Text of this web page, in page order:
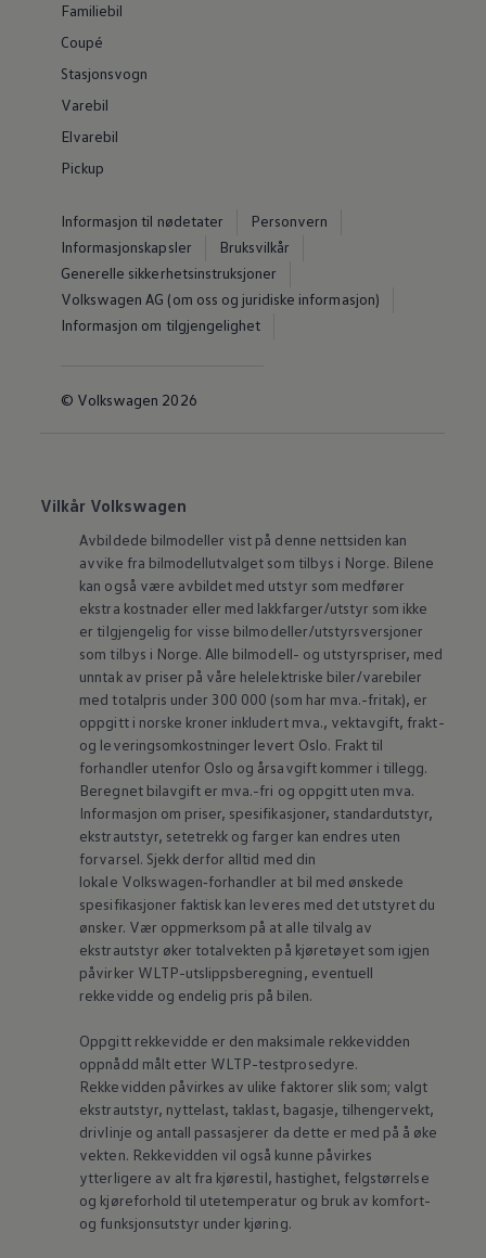
Familiebil
Coupé
Stasjonsvogn
Varebil
Elvarebil
Pickup
Informasjon til nødetater
Personvern
Informasjonskapsler
Bruksvilkår
Generelle sikkerhetsinstruksjoner
Volkswagen AG (om oss og juridiske informasjon)
Informasjon om tilgjengelighet
© Volkswagen 2026
Vilkår Volkswagen
Avbildede bilmodeller vist på denne nettsiden kan
avvike fra bilmodellutvalget som tilbys i Norge. Bilene
kan også være avbildet med utstyr som medfører
ekstra kostnader eller med lakkfarger/utstyr som ikke
er tilgjengelig for visse bilmodeller/utstyrsversjoner
som tilbys i Norge. Alle bilmodell- og utstyrspriser, med
unntak av priser på våre helelektriske biler/varebiler
med totalpris under 300 000 (som har mva.-fritak), er
oppgitt i norske kroner inkludert mva., vektavgift, frakt-
og leveringsomkostninger levert Oslo. Frakt til
forhandler utenfor Oslo og årsavgift kommer i tillegg.
Beregnet bilavgift er mva.-fri og oppgitt uten mva.
Informasjon om priser, spesifikasjoner, standardutstyr,
ekstrautstyr, setetrekk og farger kan endres uten
forvarsel. Sjekk derfor alltid med din
lokale Volkswagen‑forhandler at bil med ønskede
spesifikasjoner faktisk kan leveres med det utstyret du
ønsker. Vær oppmerksom på at alle tilvalg av
ekstrautstyr øker totalvekten på kjøretøyet som igjen
påvirker WLTP-utslippsberegning, eventuell
rekkevidde og endelig pris på bilen.
Oppgitt rekkevidde er den maksimale rekkevidden
oppnådd målt etter WLTP-testprosedyre.
Rekkevidden påvirkes av ulike faktorer slik som; valgt
ekstrautstyr, nyttelast, taklast, bagasje, tilhengervekt,
drivlinje og antall passasjerer da dette er med på å øke
vekten. Rekkevidden vil også kunne påvirkes
ytterligere av alt fra kjørestil, hastighet, felgstørrelse
og kjøreforhold til utetemperatur og bruk av komfort-
og funksjonsutstyr under kjøring.